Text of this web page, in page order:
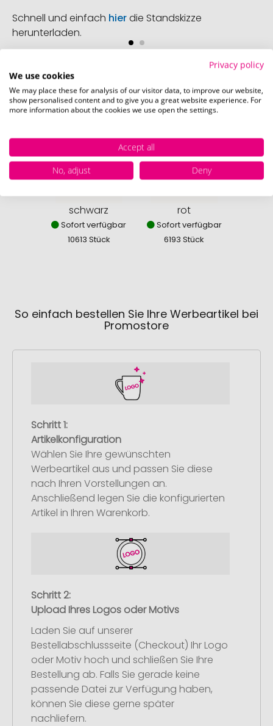
Schnell und einfach hierdie Standskizze
herunterladen.
Verfügbare Farben
schwarz
Sofort verfügbar
10613 Stück
rot
Sofort verfügbar
6193 Stück
So einfach bestellen Sie Ihre Werbeartikel bei
Promostore
Schritt 1:
Artikelkonfiguration
Wählen Sie Ihre gewünschten
Werbeartikel aus und passen Sie diese
nach Ihren Vorstellungen an.
Anschließend legen Sie die konfigurierten
Artikel in Ihren Warenkorb.
Schritt 2:
Upload Ihres Logos oder Motivs
Laden Sie auf unserer
Bestellabschlussseite (Checkout) Ihr Logo
oder Motiv hoch und schließen Sie Ihre
Bestellung ab. Falls Sie gerade keine
passende Datei zur Verfügung haben,
können Sie diese gerne später
nachliefern.
Privacy policy
We use cookies
We may place these for analysis of our visitor data, to improve our website,
show personalised content and to give you a great website experience. For
more information about the cookies we use open the settings.
Accept all
No, adjust
Deny